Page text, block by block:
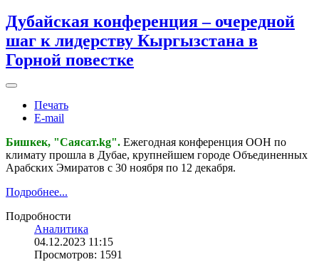
Дубайская конференция – очередной
шаг к лидерству Кыргызстана в
Горной повестке
Печать
E-mail
Бишкек, "Саясат.kg". Ежегодная конференция ООН по
климату прошла в Дубае, крупнейшем городе Объединенных
Арабских Эмиратов с 30 ноября по 12 декабря.
Подробнее...
Подробности
Аналитика
04.12.2023 11:15
Просмотров: 1591